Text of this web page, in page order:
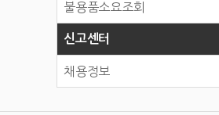
불용품소요조회
신고센터
채용정보